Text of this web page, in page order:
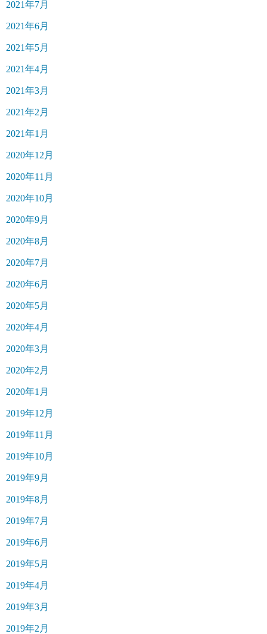
2021年7月
2021年6月
2021年5月
2021年4月
2021年3月
2021年2月
2021年1月
2020年12月
2020年11月
2020年10月
2020年9月
2020年8月
2020年7月
2020年6月
2020年5月
2020年4月
2020年3月
2020年2月
2020年1月
2019年12月
2019年11月
2019年10月
2019年9月
2019年8月
2019年7月
2019年6月
2019年5月
2019年4月
2019年3月
2019年2月